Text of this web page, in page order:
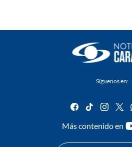
Síguenos en:
facebook
tiktok
Más contenido en